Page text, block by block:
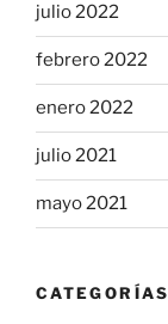
julio 2022
febrero 2022
enero 2022
julio 2021
mayo 2021
CATEGORÍAS